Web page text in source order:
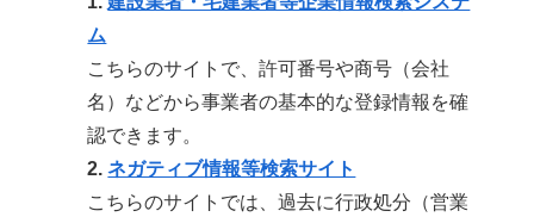
ム
こちらのサイトで、許可番号や商号（会社
名）などから事業者の基本的な登録情報を確
認できます。
2.ネガティブ情報等検索サイト
こちらのサイトでは、過去に行政処分（営業